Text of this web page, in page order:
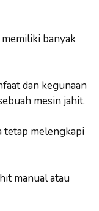
banyak
dan kegunaan
mesin jahit.
tetap melengkapi
manual atau